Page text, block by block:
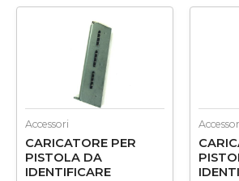
Accessori
CARICATORE PER
PISTOLA DA
IDENTIFICARE